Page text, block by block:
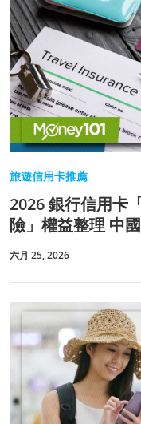
旅遊信用卡推薦
2026 銀行信用卡
險」權益整理 中
六月 25, 2026